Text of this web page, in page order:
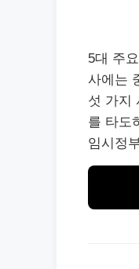
5대 주
사에는
섯 가지
를 타도
임시정